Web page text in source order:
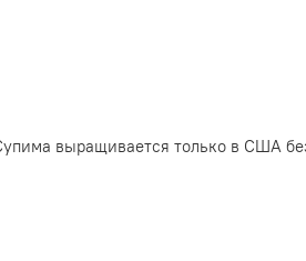
выращивается только в США